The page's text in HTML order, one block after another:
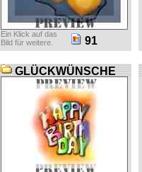
Ein Klick auf das
Bild für weitere.
91
GLÜCKWÜNSCHE